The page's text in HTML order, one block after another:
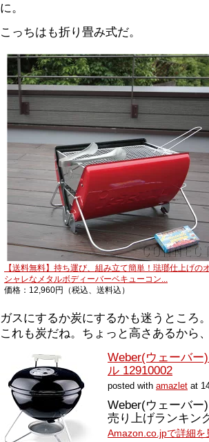
に。
こっちはも折り畳み式だ。
【送料無料】持ち運び、組み立て簡単！琺瑯仕上げの
シャレなメタルボディーバーベキューコン...
価格：12,960円（税込、送料込）
ガスにするか炭にするかも迷うところ
これも炭だね。ちょっと高さあるから
Weber(ウェーバー
ル 12910002
posted with amazlet at
Weber(ウェーバー)
売り上げランキン
Amazon.co.jpで詳細を